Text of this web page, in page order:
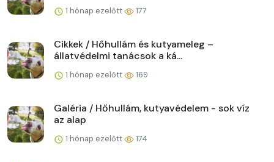
1 hónap ezelőtt 177
Cikkek / Hőhullám és kutyameleg –
állatvédelmi tanácsok a ká...
1 hónap ezelőtt 169
Galéria / Hőhullám, kutyavédelem - sok víz
az alap
1 hónap ezelőtt 174